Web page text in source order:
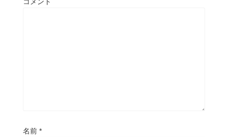
名前 *